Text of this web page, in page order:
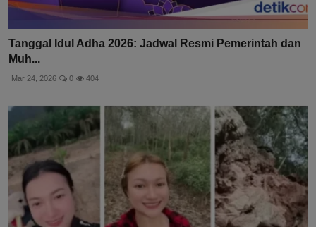
Tanggal Idul Adha 2026: Jadwal Resmi Pemerintah dan
Muh...
Mar 24, 2026 0 404